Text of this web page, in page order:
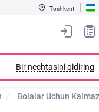
Toshkent
Bir nechtasini qidiring
Bolalar Uchun